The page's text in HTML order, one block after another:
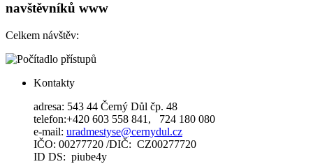
navštěvníků www
Celkem návštěv:
Kontakty
adresa: 543 44 Černý Důl čp. 48
telefon:+420 603 558 841, 724 180 080
e-mail: uradmestyse@cernydul.cz
IČO: 00277720 /DIČ: CZ00277720
ID DS: piube4y